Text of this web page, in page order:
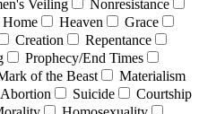
Veiling
Nonresistance
Heaven
Grace
Creation
Repentance
Prophecy/End Times
of the Beast
Materialism
Abortion Suicide
Courtship